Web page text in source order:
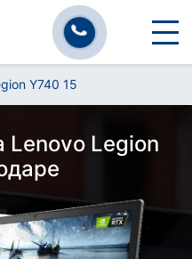
Y740 15
Lenovo Legion